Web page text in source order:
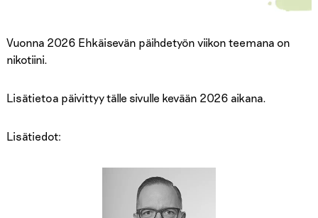
Vuonna 2026 Ehkäisevän päihdetyön viikon teemana on
nikotiini.
Lisätietoa päivittyy tälle sivulle kevään 2026 aikana.
Lisätiedot: